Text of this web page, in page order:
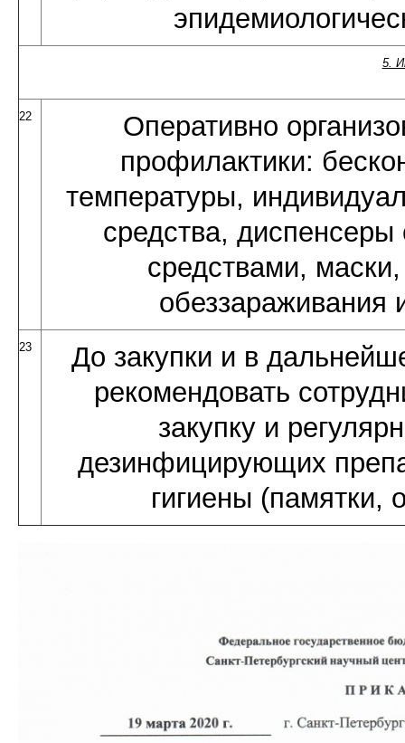
5.
22
Оперативно
профилактики:
температуры,
средства,
средствами,
обеззараживания
23
До закупки и в
рекомендовать
закупку и
дезинфицирующих
гигиены (памятки,